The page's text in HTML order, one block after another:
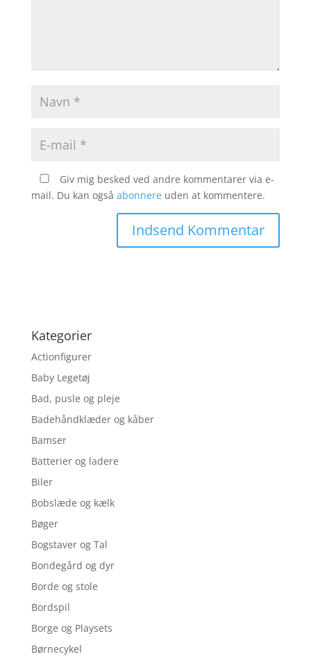
Giv mig besked ved andre kommentarer via e-
mail. Du kan også abonnereuden at kommentere.
Kategorier
Actionfigurer
Baby Legetøj
Bad, pusle og pleje
Badehåndklæder og kåber
Bamser
Batterier og ladere
Biler
Bobslæde og kælk
Bøger
Bogstaver og Tal
Bondegård og dyr
Borde og stole
Bordspil
Borge og Playsets
Børnecykel